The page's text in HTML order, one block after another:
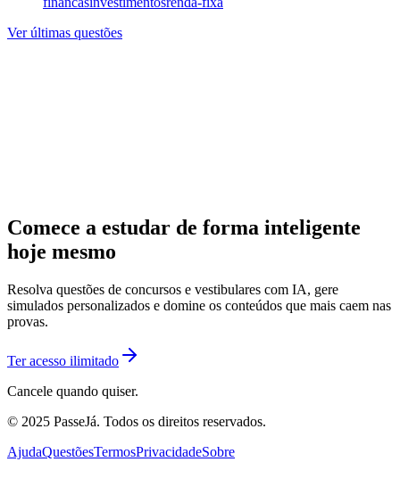
Ver últimas questões
Comece a estudar de forma inteligente
hoje mesmo
Resolva questões de concursos e vestibulares com IA, gere
simulados personalizados e domine os conteúdos que mais caem nas
provas.
Ter acesso ilimitado
Cancele quando quiser.
© 2025 PasseJá. Todos os direitos reservados.
AjudaQuestõesTermosPrivacidadeSobre